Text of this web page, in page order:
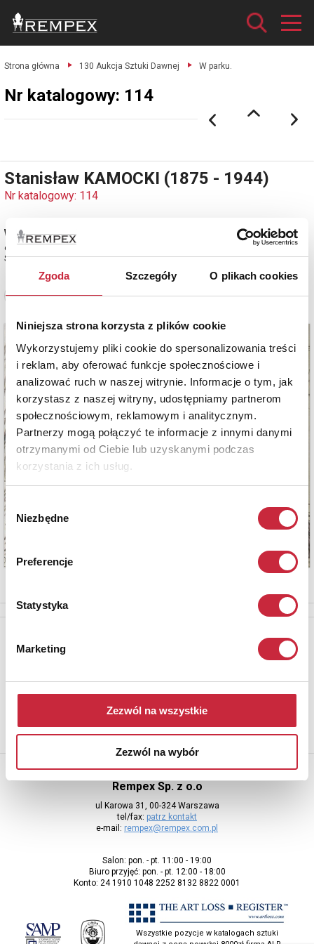
Zgoda Szczegóły O plikach cookies
Niniejsza strona korzysta z plików cookie
Wykorzystujemy pliki cookie do spersonalizowania treści
i reklam, aby oferować funkcje społecznościowe i
analizować ruch w naszej witrynie. Informacje o tym, jak
korzystasz z naszej witryny, udostępniamy partnerom
społecznościowym, reklamowym i analitycznym.
Partnerzy mogą połączyć te informacje z innymi danymi
otrzymanymi od Ciebie lub uzyskanymi podczas
korzystania z ich usług.
Wybór
zgody
Niezbędne
Preferencje
Statystyka
Marketing
Zezwól na wszystkie
Zezwól na wybór
Strona główna 130 Aukcja Sztuki Dawnej W parku.
Nr katalogowy: 114
Stanisław KAMOCKI (1875 - 1944)
Nr katalogowy: 114
W parku
ołówek, papier, 16 x 19,7 cm (w świetle oprawy); napis l. d.: Dresden /
Sansusi
Zobacz pełne informacje
Aby otrzymywać informacje o nowych aukcjach, prosimy podać
Rempex Sp. z o.o
ul Karowa 31, 00-324 Warszawa
tel/fax: patrz kontakt
e-mail: rempex@rempex.com.pl
Salon: pon. - pt. 11:00 - 19:00
Biuro przyjęć: pon. - pt. 12:00 - 18:00
Konto: 24 1910 1048 2252 8132 8822 0001
Wszystkie pozycje w katalogach sztuki